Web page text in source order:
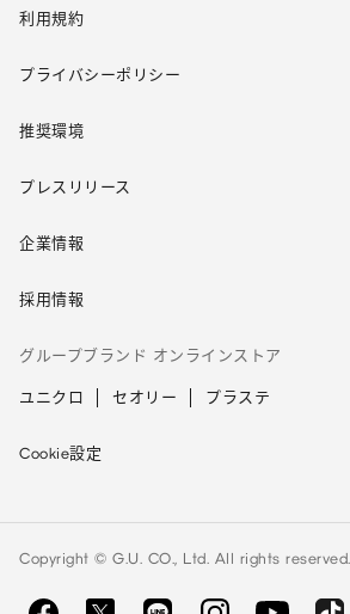
利用規約
プライバシーポリシー
推奨環境
プレスリリース
企業情報
採用情報
グループブランド オンラインストア
ユニクロ セオリー プラステ
Cookie設定
Copyright © G.U. CO., Ltd. All rights reserved.